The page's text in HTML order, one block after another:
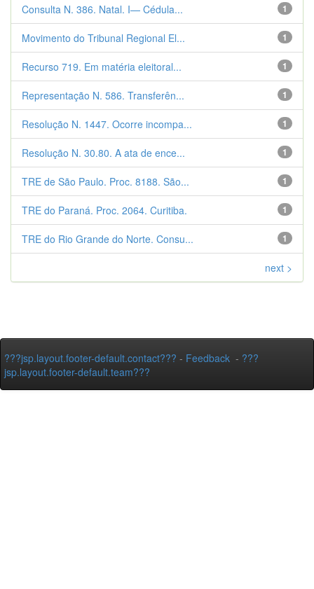
1
Consulta N. 386. Natal. I— Cédula...
1
Movimento do Tribunal Regional El...
1
Recurso 719. Em matéria eleitoral...
1
Representação N. 586. Transferên...
1
Resolução N. 1447. Ocorre incompa...
1
Resolução N. 30.80. A ata de ence...
1
TRE de São Paulo. Proc. 8188. São...
1
TRE do Paraná. Proc. 2064. Curitiba.
1
TRE do Rio Grande do Norte. Consu...
next >
???jsp.layout.footer-default.contact??? - Feedback - ???
jsp.layout.footer-default.team???